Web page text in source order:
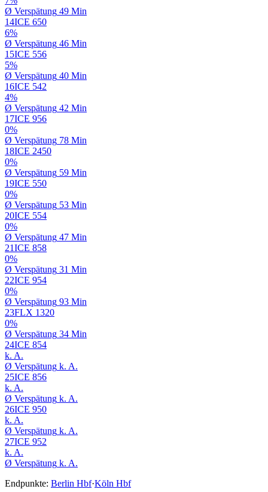
Ø Verspätung 49 Min
14ICE 650
6%
Ø Verspätung 46 Min
15ICE 556
5%
Ø Verspätung 40 Min
16ICE 542
4%
Ø Verspätung 42 Min
17ICE 956
0%
Ø Verspätung 78 Min
18ICE 2450
0%
Ø Verspätung 59 Min
19ICE 550
0%
Ø Verspätung 53 Min
20ICE 554
0%
Ø Verspätung 47 Min
21ICE 858
0%
Ø Verspätung 31 Min
22ICE 954
0%
Ø Verspätung 93 Min
23FLX 1320
0%
Ø Verspätung 34 Min
24ICE 854
k. A.
Ø Verspätung k. A.
25ICE 856
k. A.
Ø Verspätung k. A.
26ICE 950
k. A.
Ø Verspätung k. A.
27ICE 952
k. A.
Ø Verspätung k. A.
Endpunkte: Berlin Hbf·Köln Hbf